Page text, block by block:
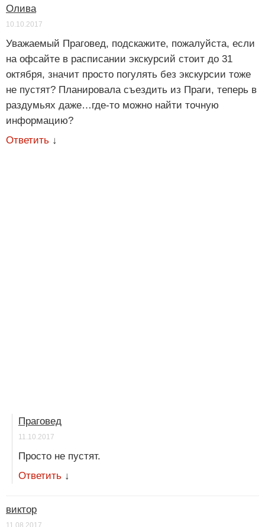
Олива
10.10.2017
Уважаемый Праговед, подскажите, пожалуйста, если
на офсайте в расписании экскурсий стоит до 31
октября, значит просто погулять без экскурсии тоже
не пустят? Планировала съездить из Праги, теперь в
раздумьях даже…где-то можно найти точную
информацию?
Ответить ↓
Праговед
11.10.2017
Просто не пустят.
Ответить ↓
виктор
11.08.2017